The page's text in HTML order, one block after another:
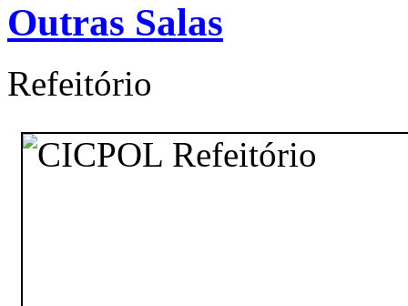
Outras Salas
Refeitório